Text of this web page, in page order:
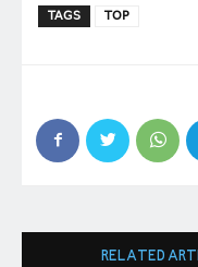
TAGS TOP
RELATED